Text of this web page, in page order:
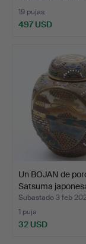
19 pujas
497 USD
Un BOJAN de
Satsuma
Subastado 3 feb
1 puja
32 USD